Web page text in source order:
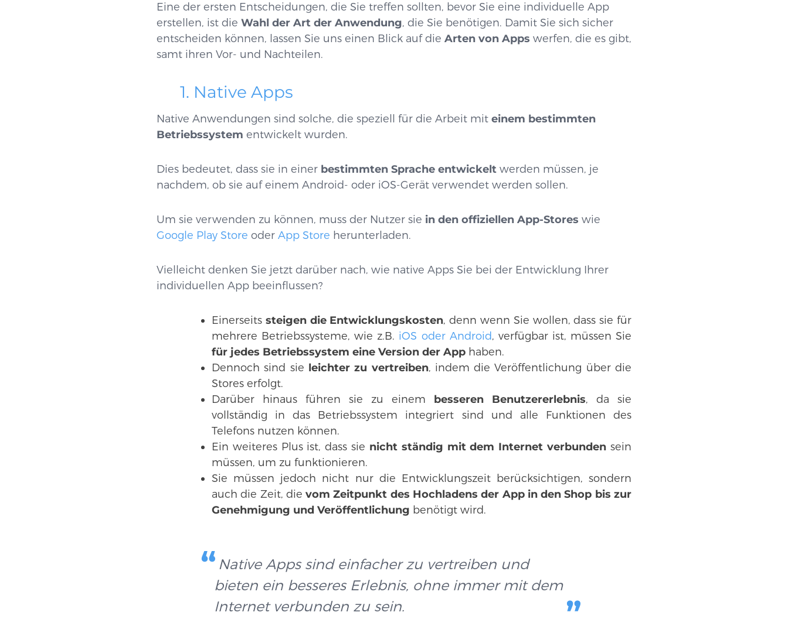
Eine der ersten Entscheidungen, die Sie treffen sollten, bevor Sie eine individuelle App
erstellen, ist die Wahl der Art der Anwendung, die Sie benötigen. Damit Sie sich sicher
entscheiden können, lassen Sie uns einen Blick auf die Arten von Apps werfen, die es gibt,
samt ihren Vor- und Nachteilen.
1. Native Apps
Native Anwendungen sind solche, die speziell für die Arbeit mit einem bestimmten
Betriebssystem entwickelt wurden.
Dies bedeutet, dass sie in einer bestimmten Sprache entwickelt werden müssen, je
nachdem, ob sie auf einem Android- oder iOS-Gerät verwendet werden sollen.
Um sie verwenden zu können, muss der Nutzer sie in den offiziellen App-Stores wie
Google Play Store oder App Store herunterladen.
Vielleicht denken Sie jetzt darüber nach, wie native Apps Sie bei der Entwicklung Ihrer
individuellen App beeinflussen?
Einerseits steigen die Entwicklungskosten, denn wenn Sie wollen, dass sie für
mehrere Betriebssysteme, wie z.B. iOS oder Android, verfügbar ist, müssen Sie
für jedes Betriebssystem eine Version der App haben.
Dennoch sind sie leichter zu vertreiben, indem die Veröffentlichung über die
Stores erfolgt.
Darüber hinaus führen sie zu einem besseren Benutzererlebnis, da sie
vollständig in das Betriebssystem integriert sind und alle Funktionen des
Telefons nutzen können.
Ein weiteres Plus ist, dass sie nicht ständig mit dem Internet verbunden sein
müssen, um zu funktionieren.
Sie müssen jedoch nicht nur die Entwicklungszeit berücksichtigen, sondern
auch die Zeit, dievom Zeitpunkt des Hochladens der App in den Shop bis zur
Genehmigung und Veröffentlichung benötigt wird.
Native Apps sind einfacher zu vertreiben und
bieten ein besseres Erlebnis, ohne immer mit dem
Internet verbunden zu sein.